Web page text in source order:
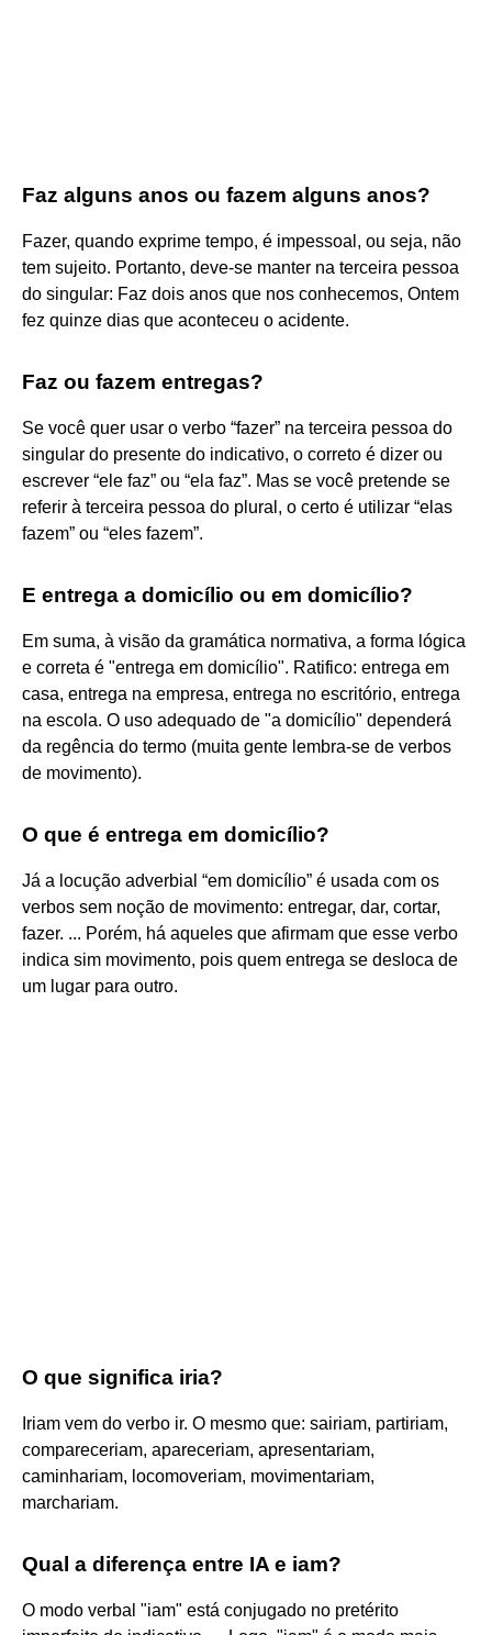
Faz alguns anos ou fazem alguns anos?
Fazer, quando exprime tempo, é impessoal, ou seja, não
tem sujeito. Portanto, deve-se manter na terceira pessoa
do singular: Faz dois anos que nos conhecemos, Ontem
fez quinze dias que aconteceu o acidente.
Faz ou fazem entregas?
Se você quer usar o verbo “fazer” na terceira pessoa do
singular do presente do indicativo, o correto é dizer ou
escrever “ele faz” ou “ela faz”. Mas se você pretende se
referir à terceira pessoa do plural, o certo é utilizar “elas
fazem” ou “eles fazem”.
E entrega a domicílio ou em domicílio?
Em suma, à visão da gramática normativa, a forma lógica
e correta é "entrega em domicílio". Ratifico: entrega em
casa, entrega na empresa, entrega no escritório, entrega
na escola. O uso adequado de "a domicílio" dependerá
da regência do termo (muita gente lembra-se de verbos
de movimento).
O que é entrega em domicílio?
Já a locução adverbial “em domicílio” é usada com os
verbos sem noção de movimento: entregar, dar, cortar,
fazer. ... Porém, há aqueles que afirmam que esse verbo
indica sim movimento, pois quem entrega se desloca de
um lugar para outro.
O que significa iria?
Iriam vem do verbo ir. O mesmo que: sairiam, partiriam,
compareceriam, apareceriam, apresentariam,
caminhariam, locomoveriam, movimentariam,
marchariam.
Qual a diferença entre IA e iam?
O modo verbal "iam" está conjugado no pretérito